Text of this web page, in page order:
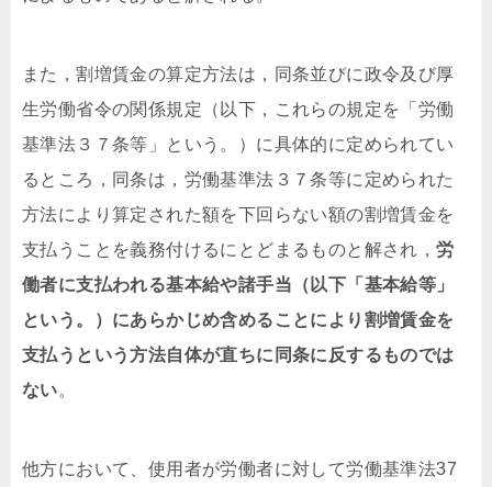
また，割増賃金の算定方法は，同条並びに政令及び厚
生労働省令の関係規定（以下，これらの規定を「労働
基準法３７条等」という。）に具体的に定められてい
るところ，同条は，労働基準法３７条等に定められた
方法により算定された額を下回らない額の割増賃金を
支払うことを義務付けるにとどまるものと解され，労
働者に支払われる基本給や諸手当（以下「基本給等」
という。）にあらかじめ含めることにより割増賃金を
支払うという方法自体が直ちに同条に反するものでは
ない。
他方において、使用者が労働者に対して労働基準法37